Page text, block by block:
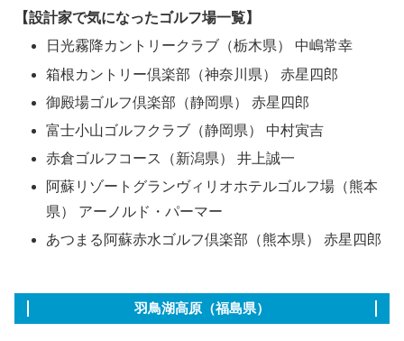
【設計家で気になったゴルフ場一覧】
日光霧降カントリークラブ（栃木県） 中嶋常幸
箱根カントリー倶楽部（神奈川県） 赤星四郎
御殿場ゴルフ倶楽部（静岡県） 赤星四郎
富士小山ゴルフクラブ（静岡県） 中村寅吉
赤倉ゴルフコース（新潟県） 井上誠一
阿蘇リゾートグランヴィリオホテルゴルフ場（熊本
県） アーノルド・パーマー
あつまる阿蘇赤水ゴルフ倶楽部（熊本県） 赤星四郎
羽鳥湖高原（福島県）